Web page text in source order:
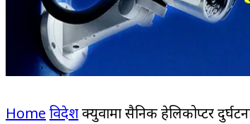
Home विदेशक्युवामा सैनिक हेलिकोप्टर